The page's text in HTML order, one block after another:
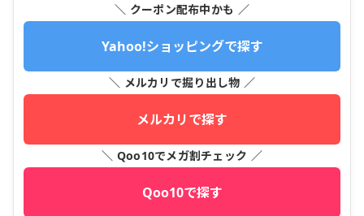
＼ クーポン配布中かも ／
Yahoo!ショッピングで探す
＼ メルカリで掘り出し物 ／
メルカリで探す
＼ Qoo10でメガ割チェック ／
Qoo10で探す